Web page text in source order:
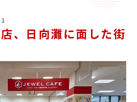
、日向灘に面した街